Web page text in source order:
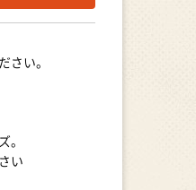
い。
い